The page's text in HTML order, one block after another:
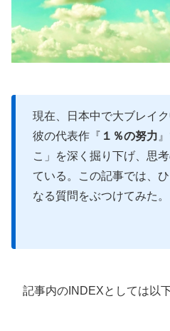
現在、日本中で大ブレイク
彼の代表作『 １％の努力
こ」を深く掘り下げ、思
ている。この記事では、
なる質問をぶつけてみた。
記事内のINDEXとしては以